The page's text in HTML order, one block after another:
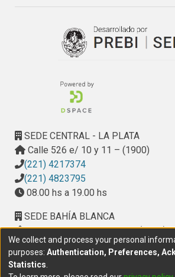
Si se registran en un único medio
speckle con una orientación diferente
caso, luego es posible decodificar
distintas perspectivas de una
diferentes componentes cromáticos
como pupila del sistema óptico, la cual
de Young al diagrama de speckle. Este
se emplea en una técnica para
de una transparencia.
SEDE CENTRAL - LA PLATA
Calle 526 e/ 10 y 11 – (1900)
(221) 4217374
(221) 4823795
08.00 hs a 19.00 hs
SEDE BAHÍA BLANCA
Calle Ciudad de Cali 320 – (8000).
Provincial del Sudoeste (UPSO)
(291) 459 2550, interno 147
10.00 h a 14.00 h
We collect and process your personal
purposes: Authentication, Preferences,
Statistics